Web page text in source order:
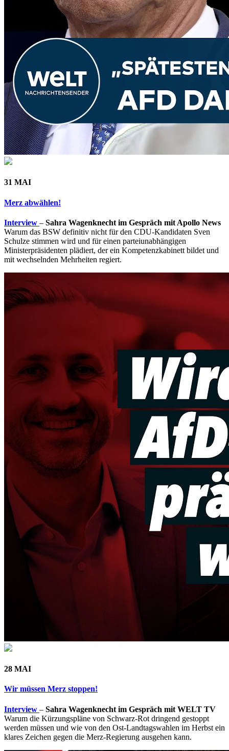
31 MAI
Merz abwählen!
Interview – Sahra Wagenknecht im Gespräch mit Apollo News
Warum das BSW definitiv nicht für den CDU-Kandidaten Sven
Schulze stimmen wird und für einen parteiunabhängigen
Ministerpräsidenten plädiert, der ein Kompetenzkabinett bildet und
mit wechselnden Mehrheiten regiert.
28 MAI
Wir müssen Merz stoppen!
Interview – Sahra Wagenknecht im Gespräch mit WELT TV
Warum die Kürzungspläne von Schwarz-Rot dringend gestoppt
werden müssen und wie von den Ost-Landtagswahlen im Herbst ein
klares Zeichen gegen die Merz-Regierung ausgehen kann.